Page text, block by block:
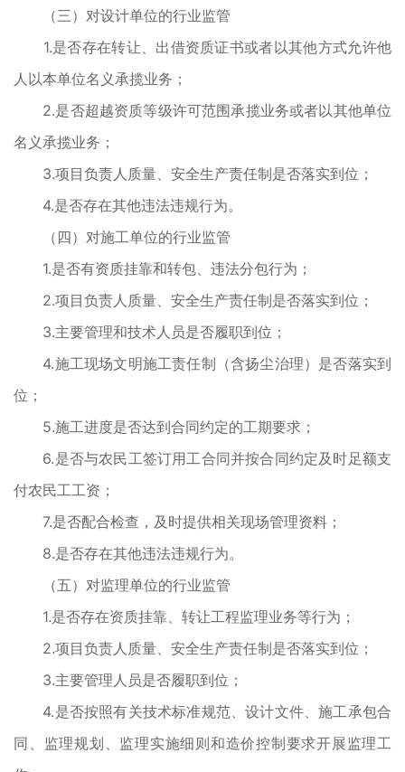
（三）对设计单位的行业监管
1.是否存在转让、出借资质证书或者以其他方式允许他
人以本单位名义承揽业务；
2.是否超越资质等级许可范围承揽业务或者以其他单位
名义承揽业务；
3.项目负责人质量、安全生产责任制是否落实到位；
4.是否存在其他违法违规行为。
（四）对施工单位的行业监管
1.是否有资质挂靠和转包、违法分包行为；
2.项目负责人质量、安全生产责任制是否落实到位；
3.主要管理和技术人员是否履职到位；
4.施工现场文明施工责任制（含扬尘治理）是否落实到
位；
5.施工进度是否达到合同约定的工期要求；
6.是否与农民工签订用工合同并按合同约定及时足额支
付农民工工资；
7.是否配合检查，及时提供相关现场管理资料；
8.是否存在其他违法违规行为。
（五）对监理单位的行业监管
1.是否存在资质挂靠、转让工程监理业务等行为；
2.项目负责人质量、安全生产责任制是否落实到位；
3.主要管理人员是否履职到位；
4.是否按照有关技术标准规范、设计文件、施工承包合
同、监理规划、监理实施细则和造价控制要求开展监理工